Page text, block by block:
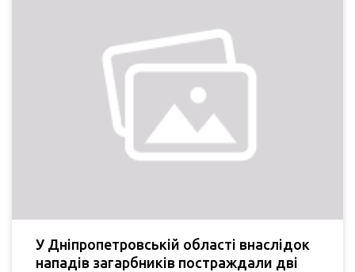
У Дніпропетровській області внаслідок
нападів загарбників постраждали дві